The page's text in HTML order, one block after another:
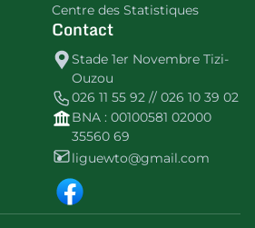
Centre des Statistiques
Contact
Stade 1er Novembre Tizi-
Ouzou
026 11 55 92 // 026 10 39 02
BNA : 00100581 02000
35560 69
liguewto@gmail.com